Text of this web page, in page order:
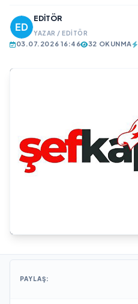
EDITÖR
YAZAR / EDITÖR
03.07.2026 16:46 32 OKUNMA
PAYLAŞ: